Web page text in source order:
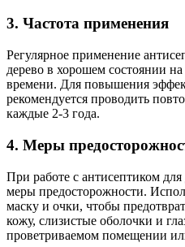
3. Частота применения
Регулярное применение
дерево в хорошем состоянии
времени. Для повышения
рекомендуется проводить
каждые 2-3 года.
4. Меры
При работе с антисептиком
меры предосторожности.
маску и очки, чтобы
кожу, слизистые оболочки и
проветриваемом помещении